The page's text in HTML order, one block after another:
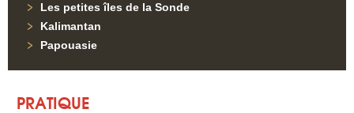
Les petites îles de la Sonde
Kalimantan
Papouasie
PRATIQUE